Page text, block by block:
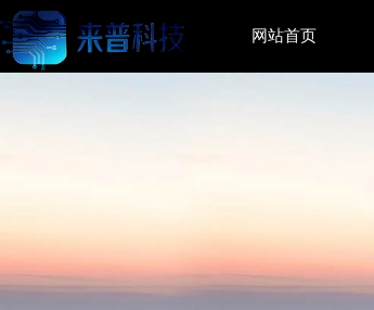
SQL Azure云数据
网站首页